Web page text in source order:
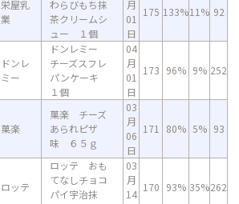
栄屋乳
業
わらびもち抹
茶クリームシ
ュー １個
月
01
日
175 133%11% 92
ドンレ
ミー
ドンレミー
チーズスフレ
パンケーキ
１個
04
月
01
日
173 96% 9% 252
菓楽
菓楽 チーズ
あられピザ
味 ６５ｇ
03
月
06
日
171 80% 5% 93
ロッテ
ロッテ おも
てなしチョコ
パイ宇治抹
03
月
14
170 93% 35%262